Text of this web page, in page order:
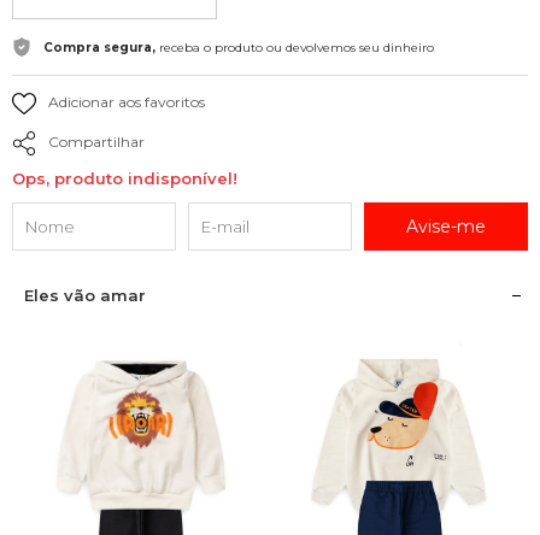
Compra segura, receba o produto ou devolvemos seu dinheiro
Adicionar aos favoritos
Compartilhar
Ops, produto indisponível!
Avise-me
Eles vão amar